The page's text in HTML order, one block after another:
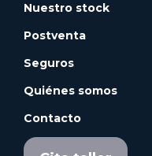
Nuestro stock
Postventa
Seguros
Quiénes somos
Contacto